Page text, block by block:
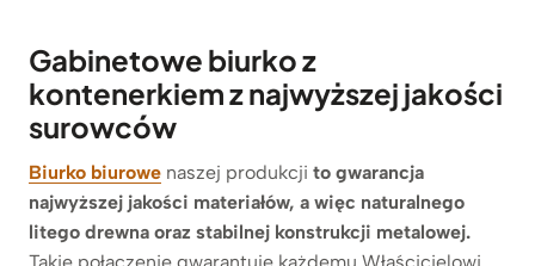
Gabinetowe biurko z
kontenerkiem z najwyższej jakości
surowców
Biurko biurowe naszej produkcji to gwarancja
najwyższej jakości materiałów, a więc naturalnego
litego drewna oraz stabilnej konstrukcji metalowej.
Takie połączenie gwarantuje każdemu Właścicielowi